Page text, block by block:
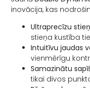
inovācija, kas
Ultraprecīzu
stieņa kustība
Intuitīvu jaudas
vienmērīgu
Samazinātu
tikai divos